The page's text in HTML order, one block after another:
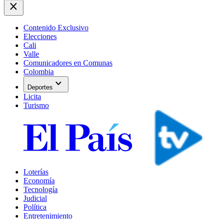
close
Contenido Exclusivo
Elecciones
Cali
Valle
Comunicadores en Comunas
Colombia
Deportes expand_more
Licita
Turismo
Loterías
Economía
Tecnología
Judicial
Política
Entretenimiento